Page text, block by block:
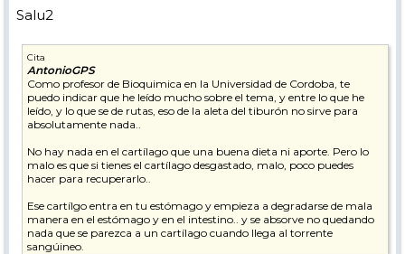
Salu2
Cita
AntonioGPS
Como profesor de Bioquimica en la Universidad de Cordoba, te
puedo indicar que he leído mucho sobre el tema, y entre lo que he
leído, y lo que se de rutas, eso de la aleta del tiburón no sirve para
absolutamente nada..
No hay nada en el cartílago que una buena dieta ni aporte. Pero lo
malo es que si tienes el cartílago desgastado, malo, poco puedes
hacer para recuperarlo..
Ese cartílgo entra en tu estómago y empieza a degradarse de mala
manera en el estómago y en el intestino.. y se absorve no quedando
nada que se parezca a un cartílago cuando llega al torrente
sangúineo.